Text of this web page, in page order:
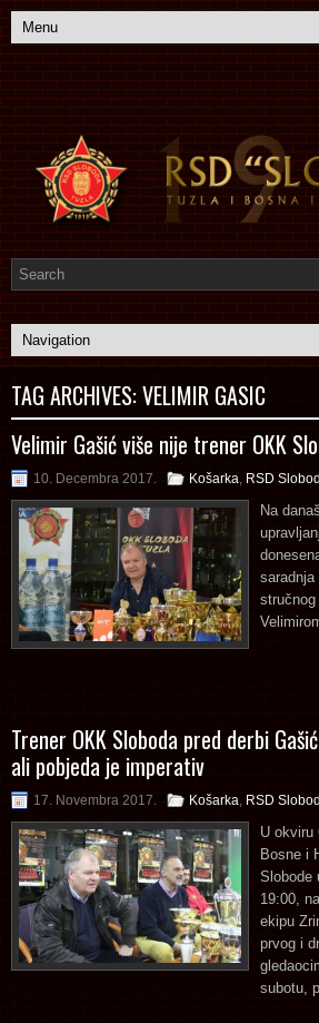
TAG ARCHIVES:VELIMIR GASIC
Velimir Gašić više nije trener OKK
10. Decembra 2017. Košarka RSD
Na
Trener OKK Sloboda pred derbi
ali pobjeda je imperativ
17. Novembra 2017. Košarka RSD
U okviru
Bosne i
Slobode
19:00,
ekipu
prvog i
subotu,